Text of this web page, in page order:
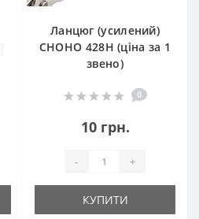
Ланцюг (усилений)
СHOHO 428H (ціна за 1
звено)
0
10 грн.
- +
КУПИТИ